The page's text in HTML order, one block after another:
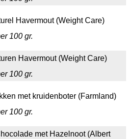
Havermout (Weight Care)
100 gr.
Havermout (Weight Care)
100 gr.
met kruidenboter (Farmland)
100 gr.
met Hazelnoot (Albert